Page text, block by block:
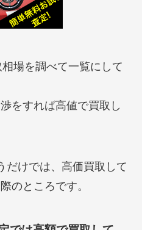
場を調べて一覧にして
をすれば高値で買取し
だけでは、高価買取して
のところです。